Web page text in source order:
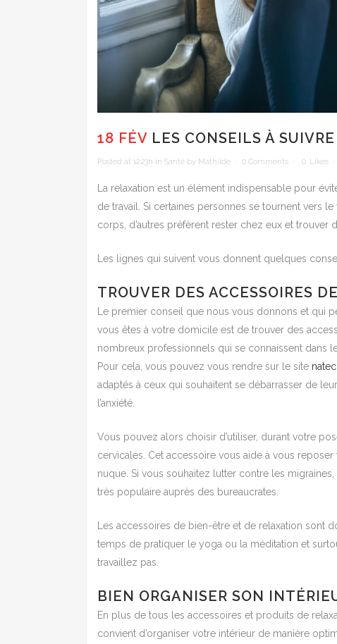
18 FÉV LES CONSEILS À
Posted at 12:23h in Santé by Mathilde 0 Comments 0 Likes
La relaxation est un élément indispensable pour
de travail. Si certaines personnes se tournent vers
corps, d’autres préfèrent rester chez eux et
Les lignes qui suivent vous donnent quelques
TROUVER DES ACCESSOIRES
Le premier conseil que nous vous donnons et qui
vous êtes à votre domicile est de trouver des
nombreux professionnels qui se connaissent dans
Pour cela, vous pouvez vous rendre sur le site
adaptés à ceux qui souhaitent se débarrasser de
l’anxiété.
Vous pouvez alors choisir d’utiliser, durant votre
cervicales. Cet accessoire vous aide à vous
nuque. Si vous souhaitez lutter contre les
très populaire auprès des bureaucrates.
Les accessoires de bien-être et de relaxation sont
temps de pratiquer le yoga ou la méditation et
travaillez pas.
BIEN ORGANISER SON
En plus de tous les accessoires et produits de
convient d’organiser votre intérieur de manière